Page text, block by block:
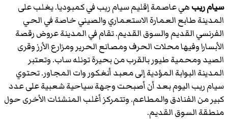
سيام ريبهي عاصمة إقليم سيام ريب في كمبوديا. يغلب على
المدينة طابع العمارة الاستعماري والصيني خاصة في الحي
الفرنسي القديم والسوق القديم. تقام في المدينة عروض رقصة
الأبسارا وفيها محلات الحرف ومصانع الحرير ومزارع الأرز وقرى
الصيد ومحمية طيور بالقرب من بحيرة تونله ساب. وتعتبر
المدينة البوابة المؤدية إلى معبد أنغكور وات المجاور. تحتوي
سيام ريب اليوم بعد أن أصبحت وجهة سياحية شعبية على عدد
كبير من الفنادق والمطاعم. وتتمركز أغلب المنشئات الأخرى حول
منطقة السوق القديم.